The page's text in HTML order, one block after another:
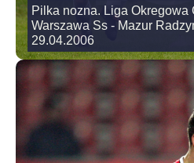
Pilka nozna. Liga Okregowa
Warszawa Ss - Mazur
29.04.2006